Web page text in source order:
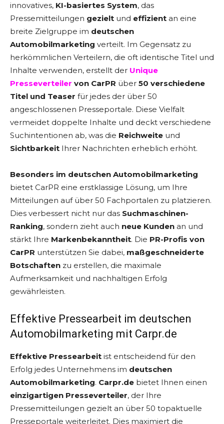
innovatives, KI-basiertes System, das
Pressemitteilungen gezielt und effizient an eine
breite Zielgruppe im deutschen
Automobilmarketing verteilt. Im Gegensatz zu
herkömmlichen Verteilern, die oft identische Titel und
Inhalte verwenden, erstellt der Unique
Presseverteiler von CarPR über 50 verschiedene
Titel und Teaser für jedes der über 50
angeschlossenen Presseportale. Diese Vielfalt
vermeidet doppelte Inhalte und deckt verschiedene
Suchintentionen ab, was die Reichweite und
Sichtbarkeit Ihrer Nachrichten erheblich erhöht.
Besonders im deutschen Automobilmarketing
bietet CarPR eine erstklassige Lösung, um Ihre
Mitteilungen auf über 50 Fachportalen zu platzieren.
Dies verbessert nicht nur das Suchmaschinen-
Ranking, sondern zieht auch neue Kunden an und
stärkt Ihre Markenbekanntheit. Die PR-Profis von
CarPR unterstützen Sie dabei, maßgeschneiderte
Botschaften zu erstellen, die maximale
Aufmerksamkeit und nachhaltigen Erfolg
gewährleisten.
Effektive Pressearbeit im deutschen
Automobilmarketing mit Carpr.de
Effektive Pressearbeit ist entscheidend für den
Erfolg jedes Unternehmens im deutschen
Automobilmarketing. Carpr.de bietet Ihnen einen
einzigartigen Presseverteiler, der Ihre
Pressemitteilungen gezielt an über 50 topaktuelle
Presseportale weiterleitet. Dies maximiert die